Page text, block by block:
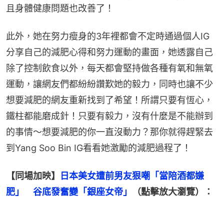
且身體健康問題也改善了！
此外，她在努力瘦身的3年裡都會不定時通過個人IG
分享自己的減肥心得和努力運動的畫面，她透露自己
除了控制飲食以外，每天都會堅持做各種有氧和無氧
運動，讓網友們都紛紛讚歎她的毅力，同時也讓不少
想要減肥的網友重新找到了希望！所謂只要有恆心，
鐵柱都能磨成針！只要有毅力，沒有什麼是不能辦到
的事情～想要減肥的你一直沒動力？那你就得趕緊去
到Yang Soo Bin IG看看她激勵的減肥過程了！
【同場加映】
日本美女遭前男友狠嘲「當陪酒都嫌
肥」　谷底發奮變「銀座女帝」
（點擊放大瀏覽）：